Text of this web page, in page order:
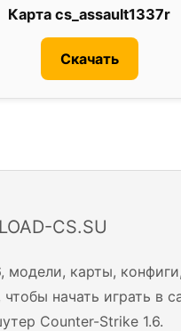
Карта cs_assault1337r
Скачать
CS.SU
модели, карты,
начать играть в
Counter-Strike 1.6.